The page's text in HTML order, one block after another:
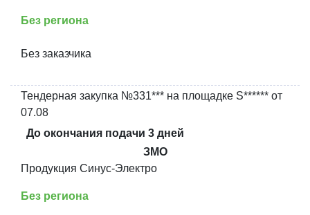
Без региона
Без заказчика
Тендерная закупка №331*** на площадке S****** от
07.08
До окончания подачи 3 дней
ЗМО
Продукция Синус-Электро
Без региона